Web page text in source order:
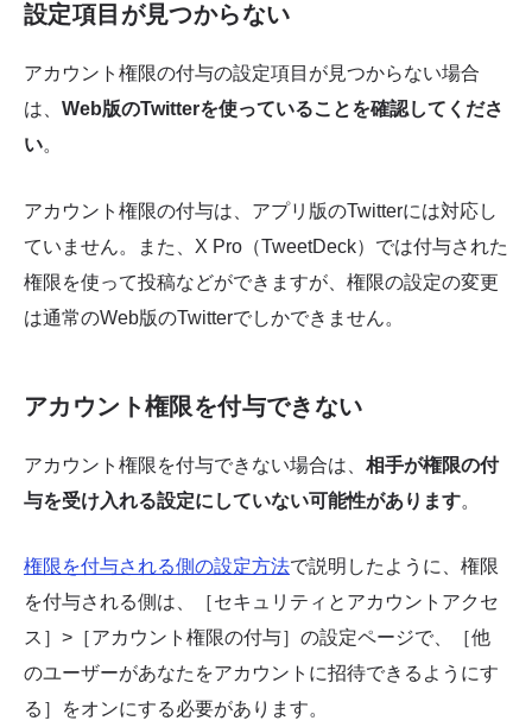
設定項目が見つからない
アカウント権限の付与の設定項目が見つからない場合
は、 Web版のTwitterを使っていることを確認してくださ
い。
アカウント権限の付与は、アプリ版のTwitterには対応し
ていません。また、X Pro（TweetDeck）では付与された
権限を使って投稿などができますが、権限の設定の変更
は通常のWeb版のTwitterでしかできません。
アカウント権限を付与できない
アカウント権限を付与できない場合は、 相手が権限の付
与を受け入れる設定にしていない可能性があります。
権限を付与される側の設定方法で説明したように、権限
を付与される側は、［セキュリティとアカウントアクセ
ス］>［アカウント権限の付与］の設定ページで、［他
のユーザーがあなたをアカウントに招待できるようにす
る］をオンにする必要があります。